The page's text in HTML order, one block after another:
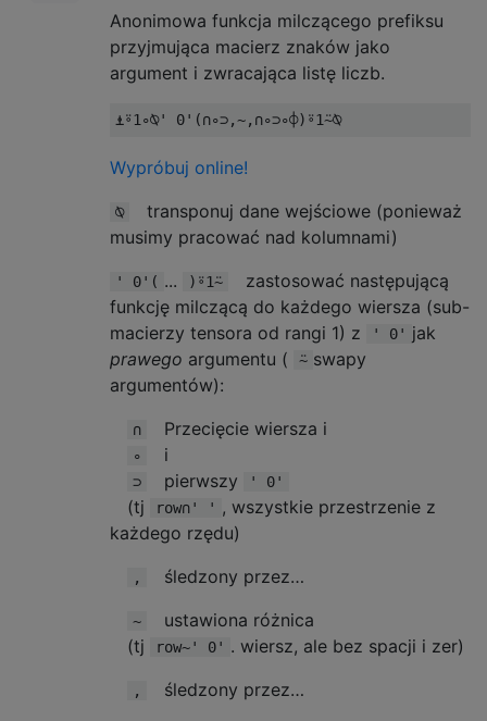
Anonimowa funkcja milczącego prefiksu
przyjmująca macierz znaków jako
argument i zwracająca listę liczb.
⍎⍤1 ∘⍉' 0' (∩∘⊃,~,∩∘⊃∘⌽)⍤1⍨⍉
Wypróbuj online!
⍉
transponuj dane wejściowe (ponieważ
musimy pracować nad kolumnami)
' 0'( ... )⍤1⍨
zastosować następującą
funkcję milczącą do każdego wiersza (sub-
macierzy tensora od rangi 1) z
' 0' jak
prawego argumentu ( ⍨ swapy
argumentów):
∩ Przecięcie wiersza i
∘ i
⊃ pierwszy ' 0'
(tj row∩' ' , wszystkie przestrzenie z
każdego rzędu)
, śledzony przez…
~
ustawiona różnica
(tj
row~' 0' . wiersz, ale bez spacji i zer)
, śledzony przez…